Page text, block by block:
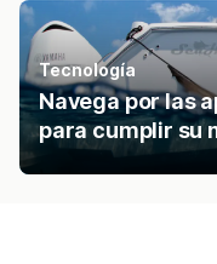
Tecnología
Navega por las
para cumplir su